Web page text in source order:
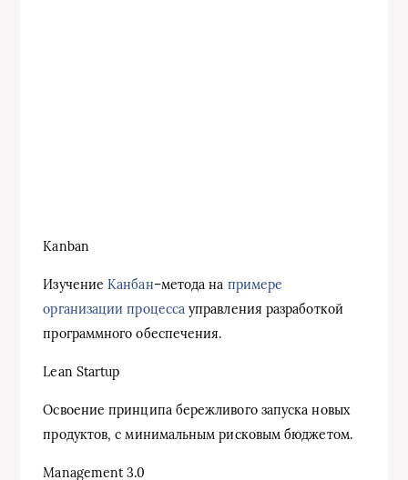
Kanban
ИзучениеКанбан–метода на примере
организации процесса управления разработкой
программного обеспечения.
Lean Startup
Освоение принципа бережливого запуска новых
продуктов, с минимальным рисковым бюджетом.
Management 3.0